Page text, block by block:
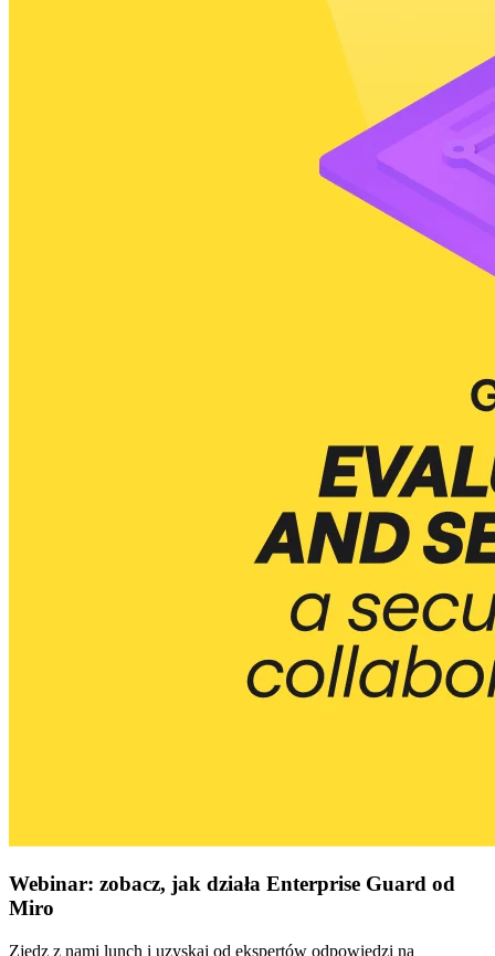
Webinar: zobacz, jak działa Enterprise Guard od
Miro
Zjedz z nami lunch i uzyskaj od ekspertów odpowiedzi na